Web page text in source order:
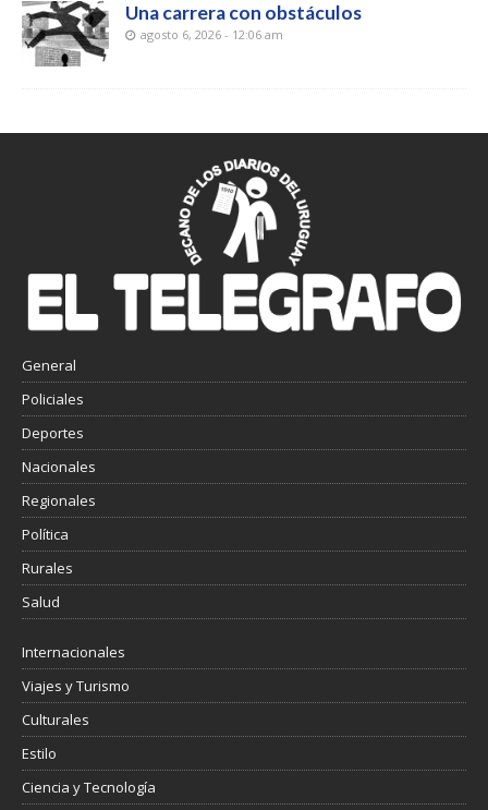
Una carrera con obstáculos
agosto 6, 2026 - 12:06 am
General
Policiales
Deportes
Nacionales
Regionales
Política
Rurales
Salud
Internacionales
Viajes y Turismo
Culturales
Estilo
Ciencia y Tecnología